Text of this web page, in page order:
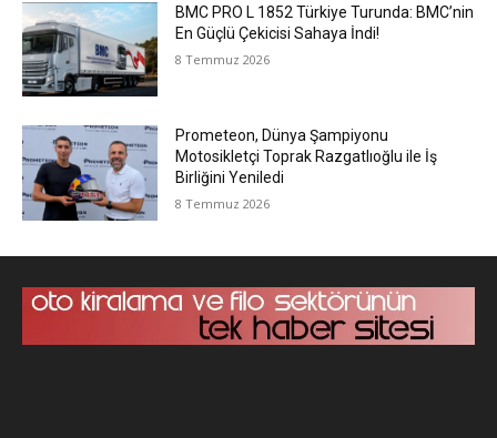
BMC PRO L 1852 Türkiye Turunda: BMC’nin
En Güçlü Çekicisi Sahaya İndi!
8 Temmuz 2026
Prometeon, Dünya Şampiyonu
Motosikletçi Toprak Razgatlıoğlu ile İş
Birliğini Yeniledi
8 Temmuz 2026